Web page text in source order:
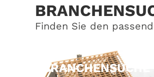
Finden Sie den
BRANCHENSUCHE